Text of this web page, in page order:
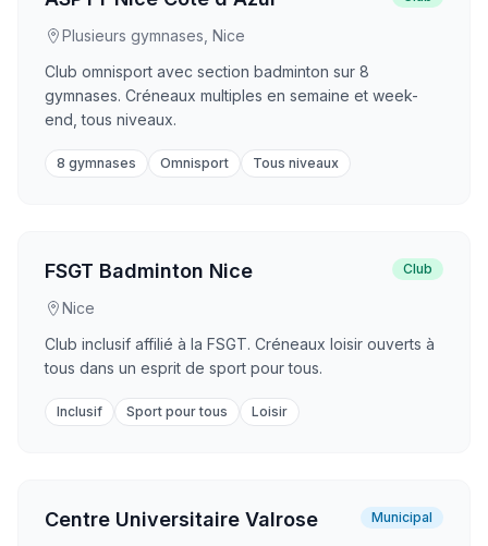
Plusieurs gymnases, Nice
Club omnisport avec section badminton sur 8
gymnases. Créneaux multiples en semaine et week-
end, tous niveaux.
8 gymnases Omnisport Tous niveaux
FSGT Badminton Nice Club
Nice
Club inclusif affilié à la FSGT. Créneaux loisir ouverts à
tous dans un esprit de sport pour tous.
Inclusif Sport pour tous Loisir
Centre Universitaire Valrose Municipal